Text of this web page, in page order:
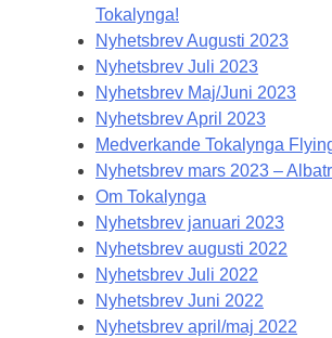
Tokalynga!
Nyhetsbrev Augusti 2023
Nyhetsbrev Juli 2023
Nyhetsbrev Maj/Juni 2023
Nyhetsbrev April 2023
Medverkande Tokalynga
Nyhetsbrev mars 2023 –
Om Tokalynga
Nyhetsbrev januari 2023
Nyhetsbrev augusti 2022
Nyhetsbrev Juli 2022
Nyhetsbrev Juni 2022
Nyhetsbrev april/maj 2022